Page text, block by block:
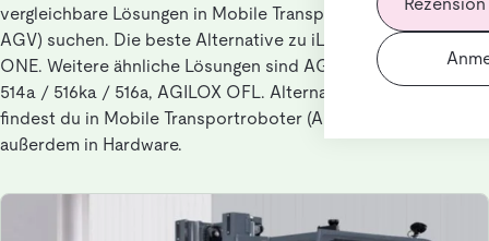
vergleichbare Lösungen in Mobile Transportroboter (AMR /
AGV) suchen. Die beste Alternative zu iLifter 4.0 ist AGILOX
ONE. Weitere ähnliche Lösungen sind AGILOX OCF, EKX
514a / 516ka / 516a, AGILOX OFL. Alternativen zu iLifter 4.0
findest du in Mobile Transportroboter (AMR / AGV),
außerdem in Hardware.